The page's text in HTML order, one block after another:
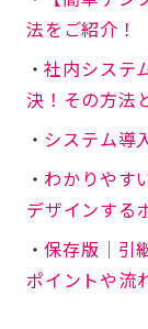
法をご紹介！
・社内システ
決！その方法
・ システム導
・ わかりやす
デザインする
・保存版│引
ポイントや流